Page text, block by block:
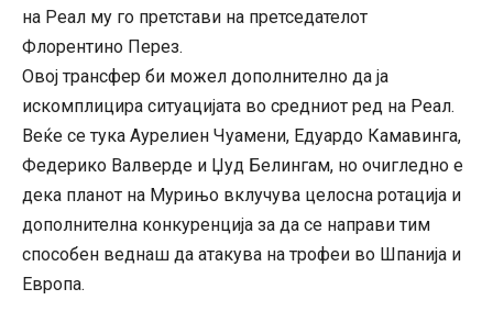
на Реал му го претстави на претседателот
Флорентино Перез.
Овој трансфер би можел дополнително да ја
искомплицира ситуацијата во средниот ред на Реал.
Веќе се тука Аурелиен Чуамени, Едуардо Камавинга,
Федерико Валверде и Џуд Белингам, но очигледно е
дека планот на Мурињо вклучува целосна ротација и
дополнителна конкуренција за да се направи тим
способен веднаш да атакува на трофеи во Шпанија и
Европа.